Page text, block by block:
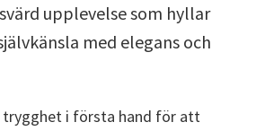
upplevelse som hyllar
med elegans och
i första hand för att